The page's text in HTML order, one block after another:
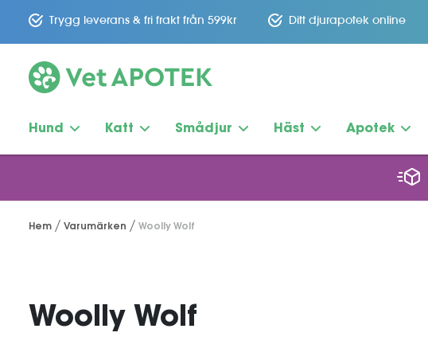
Trygg leverans & fri frakt från 599kr Ditt djurapotek online
Hund Katt Smådjur Häst Apotek
Hem Varumärken Woolly Wolf
Woolly Wolf